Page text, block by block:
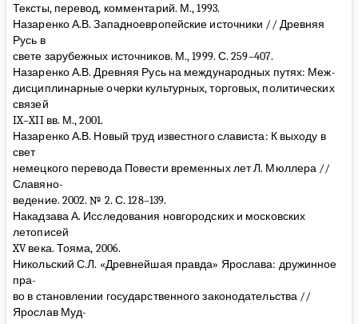
Тексты, перевод, комментарий. М., 1993.
Назаренко А.В. Западноевропейские источники // Древняя
Русь в
свете зарубежных источников. М., 1999. С. 259–407.
Назаренко А.В. Древняя Русь на международных путях: Меж-
дисциплинарные очерки культурных, торговых, политических
связей
IX–XII вв. М., 2001.
Назаренко А.В. Новый труд известного слависта: К выходу в
свет
немецкого перевода Повести временных лет Л. Мюллера //
Славяно-
ведение. 2002. № 2. С. 128–139.
Накадзава А. Исследования новгородских и московских
летописей
XV века. Тояма, 2006.
Никольский С.Л. «Древнейшая правда» Ярослава: дружинное
пра-
во в становлении государственного законодательства //
Ярослав Муд-